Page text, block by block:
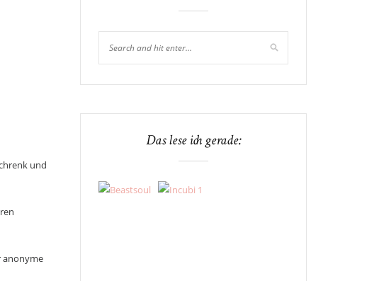
und
anonyme
Das lese ich gerade: